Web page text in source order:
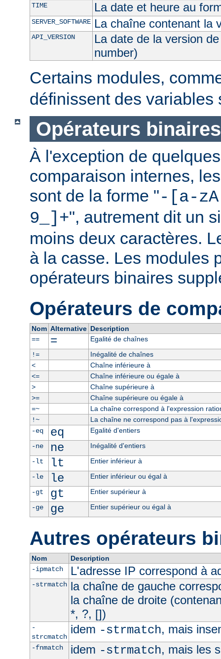
TIME La date et heure au
SERVER_SOFTWARE La chaîne contenant la
API_VERSION
La date de la version
number)
Certains modules,
définissent des variables
Opérateurs binaires
À l'exception de
comparaison internes,
sont de la forme "-[a-
9_]+", autrement dit un
moins deux caractères.
à la casse. Les modules
opérateurs binaires
Opérateurs de
Nom Alternative Description
==
=
Egalité de chaînes
!=
Inégalité de chaînes
<
Chaîne inférieure à
<=
Chaîne inférieure ou égale à
>
Chaîne supérieure à
>=
Chaîne supérieure ou égale à
=~
La chaîne correspond à l'expression
!~
La chaîne ne correspond pas à
-eq
eq
Egalité d'entiers
-ne
ne
Inégalité d'entiers
-lt
lt
Entier inférieur à
-le
le
Entier inférieur ou égal à
-gt
gt
Entier supérieur à
-ge
ge Entier supérieur ou égal à
Autres opérateurs
Nom
Description
-ipmatch
L'adresse IP correspond à
-strmatch la chaîne de gauche
la chaîne de droite
*, ?, [])
-
strcmatch
idem -strmatch, mais
-fnmatch idem -strmatch, mais les